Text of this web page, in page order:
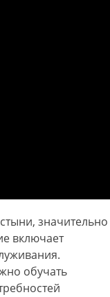
значительно
включает
обучать